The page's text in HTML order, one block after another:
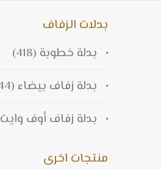
بدلات الزفاف
بدلة خطوبة (418)
بدلة زفاف بيضاء (44)
بدلة زفاف أوف وايت
منتجات اخرى